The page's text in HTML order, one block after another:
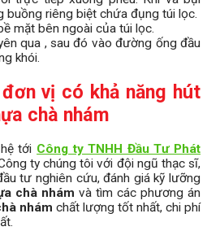
buồng riêng biệt chứa đụng túi lọc.
mặt bên ngoài của túi lọc.
qua , sau đó vào đường ống đầu
khói.
vị có khả năng hút
chà nhám
tới Công ty TNHH Đầu Tư Phát
ty chúng tôi với đội ngũ thạc sĩ,
tư nghiên cứu, đánh giá kỹ lưỡng
chà nhám và tìm các phương án
nhám chất lượng tốt nhất, chi phí